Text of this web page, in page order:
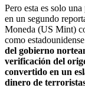
Pero esta es solo
en un segundo
Moneda (US Mint)
como
del gobierno
verificación del
convertido en un
dinero de